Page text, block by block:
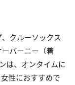
クルーソックス
バーニー（着
は、オンタイムに
性におすすめで